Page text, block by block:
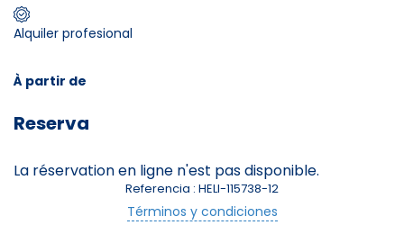
Etudiants - +
Alquiler profesional
À partir de
Reserva
La réservation en ligne n'est pas disponible.
Referencia : HELI-115738-12
Términos y condiciones